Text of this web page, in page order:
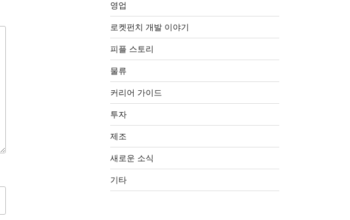
영업
로켓펀치 개발 이야기
피플 스토리
물류
커리어 가이드
투자
제조
새로운 소식
기타